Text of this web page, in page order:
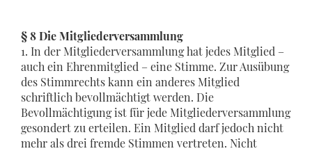
§ 8 Die Mitgliederversammlung
1. In der Mitgliederversammlung hat jedes Mitglied –
auch ein Ehrenmitglied – eine Stimme. Zur Ausübung
des Stimmrechts kann ein anderes Mitglied
schriftlich bevollmächtigt werden. Die
Bevollmächtigung ist für jede Mitgliederversammlung
gesondert zu erteilen. Ein Mitglied darf jedoch nicht
mehr als drei fremde Stimmen vertreten. Nicht